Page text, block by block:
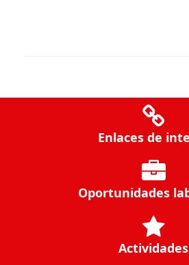
Enlaces de
Oportunidades
Actividades